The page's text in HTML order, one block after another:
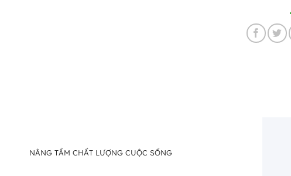
NÂNG TẦM CHẤT LƯỢNG CUỘC SỐNG